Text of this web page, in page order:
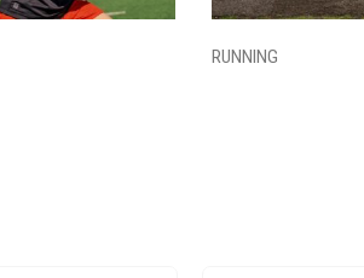
RUNNING